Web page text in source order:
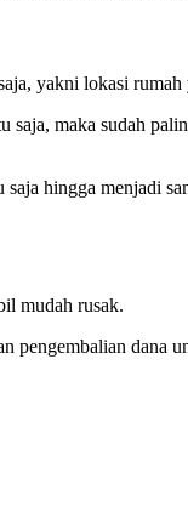
yakni lokasi
maka sudah
hingga menjadi
mudah rusak.
pengembalian dana